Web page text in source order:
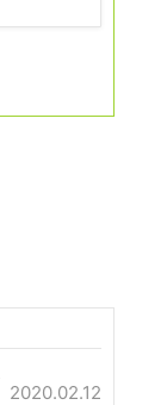
2020.02.12